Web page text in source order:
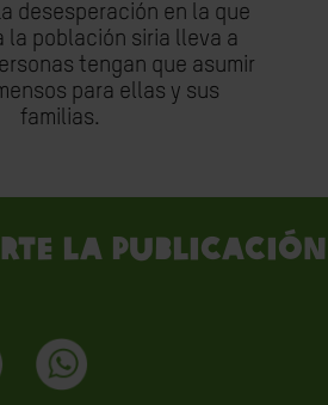
desesperación en la que
la población siria lleva a
tengan que asumir
para ellas y sus
familias.
la publicación